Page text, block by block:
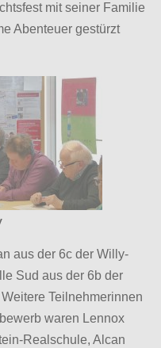
mit seiner Familie
Abenteuer gestürzt
aus der 6c der Willy-
Sud aus der 6b der
Teilnehmerinnen
waren Lennox
Realschule, Alcan